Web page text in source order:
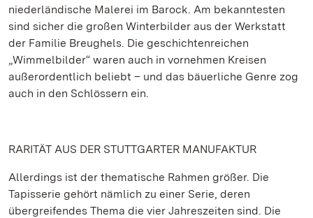
niederländische Malerei im Barock. Am bekanntesten
sind sicher die großen Winterbilder aus der Werkstatt
der Familie Breughels. Die geschichtenreichen
„Wimmelbilder“ waren auch in vornehmen Kreisen
außerordentlich beliebt – und das bäuerliche Genre zog
auch in den Schlössern ein.
RARITÄT AUS DER STUTTGARTER MANUFAKTUR
Allerdings ist der thematische Rahmen größer. Die
Tapisserie gehört nämlich zu einer Serie, deren
übergreifendes Thema die vier Jahreszeiten sind. Die